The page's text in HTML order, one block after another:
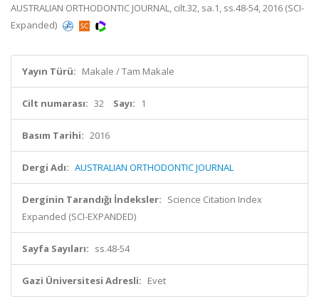
AUSTRALIAN ORTHODONTIC JOURNAL, cilt.32, sa.1, ss.48-54, 2016 (SCI-
Expanded)
Yayın Türü: Makale / Tam Makale
Cilt numarası: 32 Sayı: 1
Basım Tarihi: 2016
Dergi Adı: AUSTRALIAN ORTHODONTIC JOURNAL
Derginin Tarandığı İndeksler: Science Citation Index
Expanded (SCI-EXPANDED)
Sayfa Sayıları: ss.48-54
Gazi Üniversitesi Adresli: Evet